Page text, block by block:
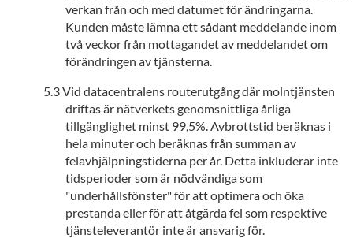
verkan från och med datumet för ändringarna.
Kunden måste lämna ett sådant meddelande inom
två veckor från mottagandet av meddelandet om
förändringen av tjänsterna.
Vid datacentralens routerutgång där molntjänsten
driftas är nätverkets genomsnittliga årliga
tillgänglighet minst 99,5%. Avbrottstid beräknas i
hela minuter och beräknas från summan av
felavhjälpningstiderna per år. Detta inkluderar inte
tidsperioder som är nödvändiga som
"underhållsfönster" för att optimera och öka
prestanda eller för att åtgärda fel som respektive
tjänsteleverantör inte är ansvarig för.